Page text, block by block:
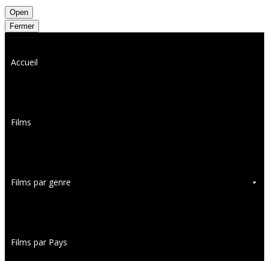
Open
Fermer
Accueil
Films
Films par genre
Films par Pays